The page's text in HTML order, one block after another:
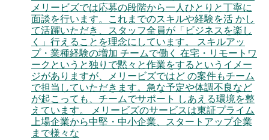
メリービズでは応募の段階から一人ひとりと丁寧に
面談を行います。これまでのスキルや経験を活 かし
て活躍いただき、スタッフ全員が「ビジネスを楽し
く」行えることを理念にしています。 スキルアッ
プ・業種経験の増加 チームで働く 在宅・リモートワ
ークというと独りで黙々と作業をするというイメー
ジがありますが、メリービズではど の案件もチーム
で担当していただきます。急な予定や体調不良など
が起こっても、チームでサポート しあえる環境を整
えています。 メリービズのサービスは東証プライム
上場企業から中堅・中小企業、スタートアップ企業
まで様々な